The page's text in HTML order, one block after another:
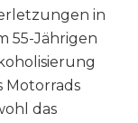
in
55-Jährigen
Motorrads
das